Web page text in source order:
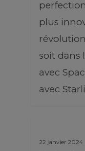
plus
soit dans
avec
avec
22 janvier 2024